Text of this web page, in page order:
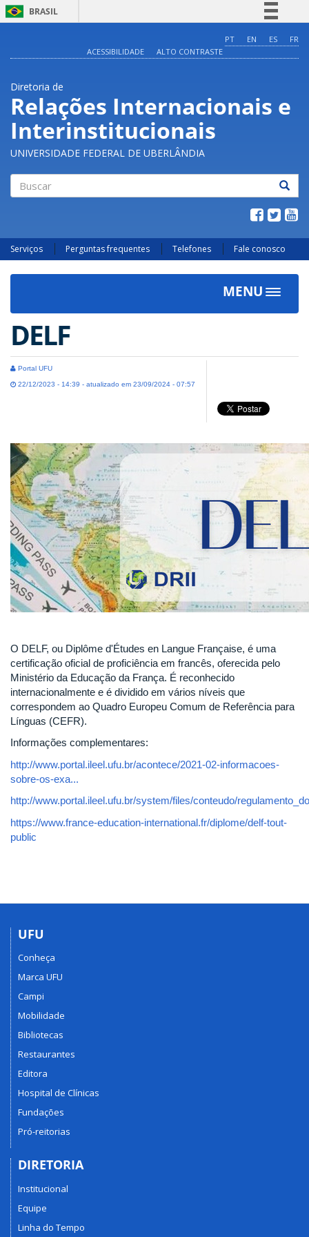
BRASIL
Comunica BR
Acesso à informação
Legislação
Canais
PT EN ES
FR
ACESSIBILIDADE
ALTO CONTRASTE
Diretoria de
Relações Internacionais e
Interinstitucionais
UNIVERSIDADE FEDERAL DE UBERLÂNDIA
Serviços Perguntas frequentes Telefones Fale conosco
MENU
Toggle
DELF
Portal UFU
22/12/2023 - 14:39 - atualizado em 23/09/2024 - 07:57
O DELF, ou Diplôme d'Études en Langue Française, é uma
certificação oficial de proficiência em francês, oferecida pelo
Ministério da Educação da França. É reconhecido
internacionalmente e é dividido em vários níveis que
correspondem ao Quadro Europeu Comum de Referência para
Línguas (CEFR).
Informações complementares:
http://www.portal.ileel.ufu.br/acontece/2021-02-informacoes-
sobre-os-exa...
http://www.portal.ileel.ufu.br/system/files/conteudo/
https://www.france-education-international.fr/diplome/delf-tout-
public
UFU
Conheça
Marca UFU
Campi
Mobilidade
Bibliotecas
Restaurantes
Editora
Hospital de Clínicas
Fundações
Pró-reitorias
DIRETORIA
Institucional
Equipe
Linha do Tempo